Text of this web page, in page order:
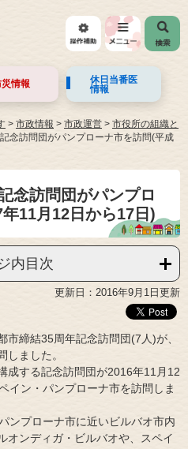
災情報
休日当番医
情報
> 市政情報 > 市政運営 > 市役所の組織と
念訪問団がパンプローナ市を訪問(平成
念訪問団がパンプロ
11月12日から17日)
内目次
更新日：2016年9月1日更新
締結35周年記念訪問団(7人)が、
しました。
成する記念訪問団が2016年11月12
イン・パンプローナ市を訪問しま
ンプローナ市に近いビルバオ市内
オンディガ・ビルバオや、スペイ